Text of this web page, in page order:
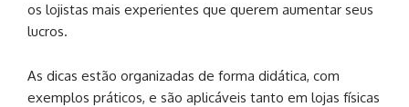
os lojistas mais experientes que querem aumentar seus
lucros.
As dicas estão organizadas de forma didática, com
exemplos práticos, e são aplicáveis tanto em lojas físicas